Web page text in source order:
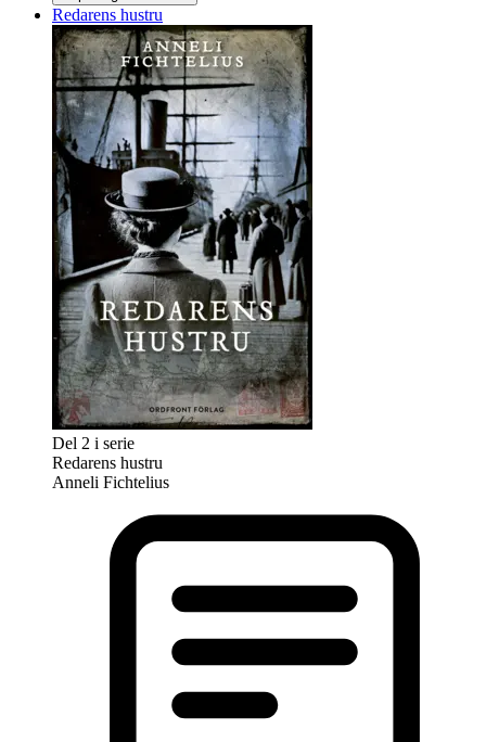
Redarens hustru
Del 2 i serie
Redarens hustru
Anneli Fichtelius